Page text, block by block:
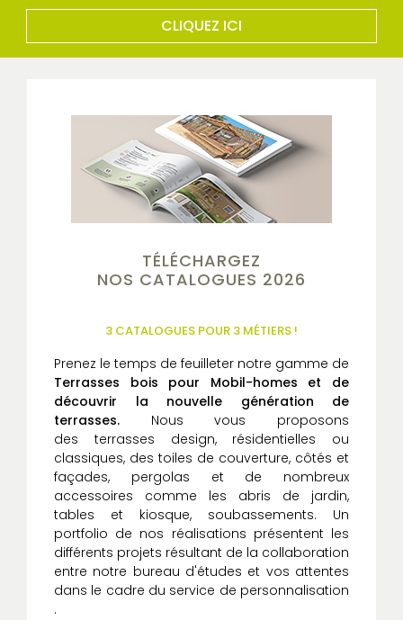
CLIQUEZ ICI
TÉLÉCHARGEZ
NOS CATALOGUES 2026
3 CATALOGUES POUR 3 MÉTIERS !
Prenez le temps de feuilleter notre gamme de
Terrasses bois
pour
Mobil-homes et de
découvrir la nouvelle génération de
terrasses. Nous vous proposons
des terrasses design, résidentielles ou
classiques, des toiles de couverture, côtés et
façades, pergolas et de nombreux
accessoires comme les abris de jardin,
tables et kiosque, soubassements. Un
portfolio de nos réalisations présentent les
différents projets résultant de la collaboration
entre notre bureau d'études et vos attentes
dans le cadre du service de personnalisation
.